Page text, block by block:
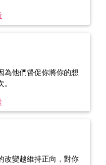
為他們督促你將你的想
改變越維持正向，對你